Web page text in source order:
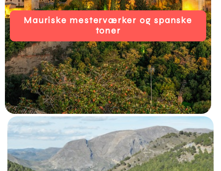
Mauriske mesterværker og spanske
toner